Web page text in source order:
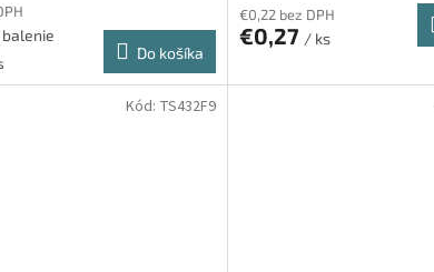
Do košíka
€0,22 bez DPH
€0,27 / ks
Kód: TS432F9